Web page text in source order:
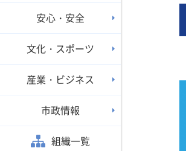
安心・安全
文化・スポーツ
産業・ビジネス
市政情報
組織一覧